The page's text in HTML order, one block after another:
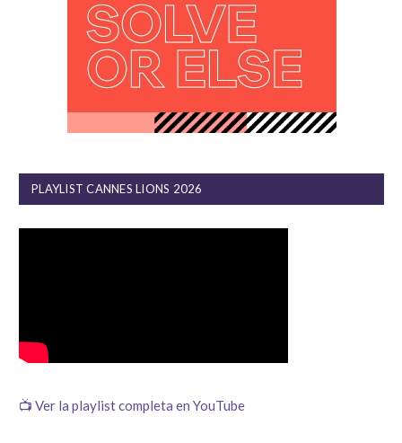
PLAYLIST CANNES LIONS 2026
📺 Ver la playlist completa en YouTube